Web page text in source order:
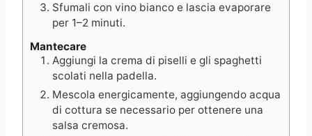
Sfumali con vino bianco e lascia evaporare
per 1–2 minuti.
Mantecare
Aggiungi la crema di piselli e gli spaghetti
scolati nella padella.
Mescola energicamente, aggiungendo acqua
di cottura se necessario per ottenere una
salsa cremosa.